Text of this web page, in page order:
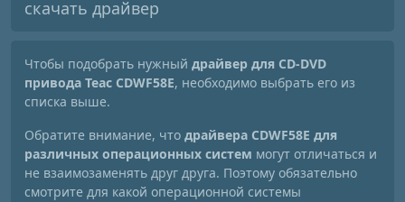
скачать драйвер
Чтобы подобрать нужный драйвер для CD-DVD
привода Teac CDWF58E, необходимо выбрать его из
списка выше.
Обратите внимание, что драйвера CDWF58E для
различных операционных систем могут отличаться и
не взаимозаменять друг друга. Поэтому обязательно
смотрите для какой операционной системы